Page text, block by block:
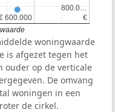
600.000
600.000 €
€
800.0…
800.0…
woningwaarde
is afgezet tegen het
ouder op de verticale
De omvang
woningen in een
de cirkel.